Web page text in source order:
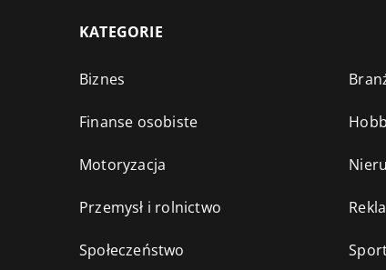
KATEGORIE
Biznes
Finanse osobiste
Motoryzacja
Przemysł i rolnictwo
Społeczeństwo